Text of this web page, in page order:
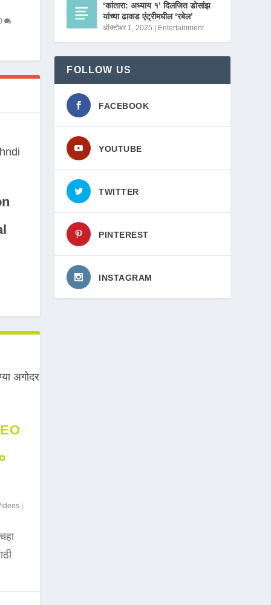
|
‘कांतारा: अध्याय १’ दिलजित डोसांझ
यांच्या ढाकड एंट्रीमधील ‘रबेल’
ऑक्टोबर 1, 2025 Entertainment
FOLLOW US
FACEBOOK
YOUTUBE
TWITTER
PINTEREST
INSTAGRAM